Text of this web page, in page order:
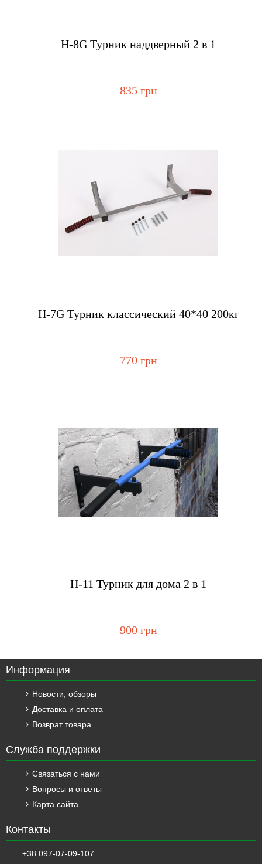
Н-8G Турник наддверный 2 в 1
835 грн
H-7G Турник классический 40*40 200кг
770 грн
H-11 Турник для дома 2 в 1
900 грн
Информация
Новости, обзоры
Доставка и оплата
Возврат товара
Служба поддержки
Связаться с нами
Вопросы и ответы
Карта сайта
Контакты
+38 097-07-09-107